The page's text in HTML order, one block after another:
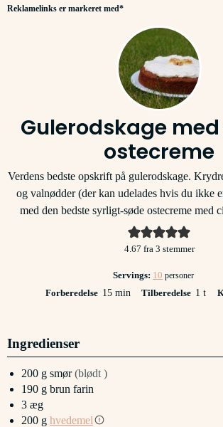
Reklamelinks er markeret med*
Gulerodskage
ostecreme
Verdens bedste opskrift på gulerodskage.
og valnødder (der kan udelades hvis du ikke
med den bedste syrligt-søde ostecreme med
4.67 fra 3 stemmer
Servings: 10 personer
Forberedelse 15minutter
min Tilberedelse 1 time
t
Ingredienser
200 g smør (blødt )
190 g brun farin
3 æg
200 g hvedemel